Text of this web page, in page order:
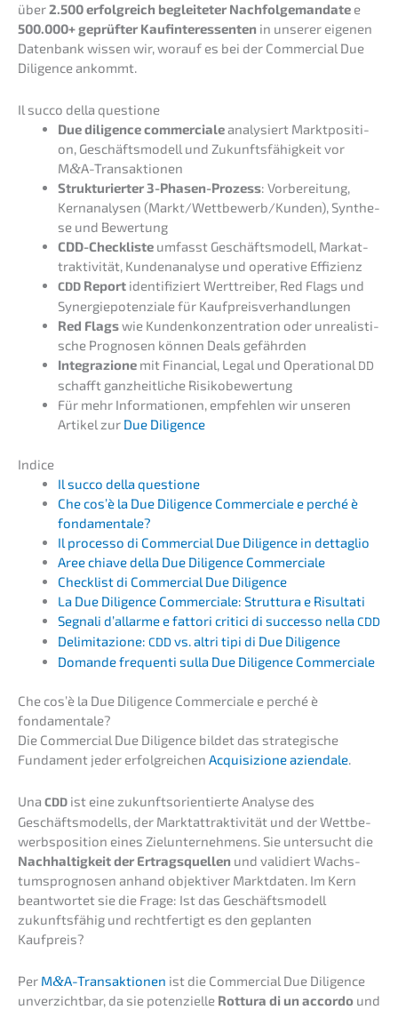
über2.500 erfolg­reich beglei­te­ter Nachfol­ge­man­da­te e
500.000+ geprüf­ter Kaufin­ter­es­sen­ten in unserer eigenen
Daten­bank wissen wir, worauf es bei der Commer­cial Due
Diligence ankommt.
Il succo della questione
Due diligence commer­cia­leanaly­siert Markt­po­si­ti­
on, Geschäfts­mo­dell und Zukunfts­fä­hig­keit vor
M&A-Transaktionen
Struk­tu­rier­ter 3-Phasen-Prozess: Vorbe­rei­tung,
Kernana­ly­sen (Markt/Wettbewerb/Kunden), Synthe­
se und Bewertung
CDD-Check­lis­te umfasst Geschäfts­mo­dell, Markat­
trak­ti­vi­tät, Kunden­ana­ly­se und opera­ti­ve Effizienz
CDD Report identi­fi­ziert Werttrei­ber, Red Flags und
Syner­gie­po­ten­zia­le für Kaufpreisverhandlungen
Red Flagswie Kunden­kon­zen­tra­ti­on oder unrea­lis­ti­
sche Progno­sen können Deals gefährden
Integra­zio­ne mit Finan­cial, Legal und Opera­tio­nal DD
schafft ganzheit­li­che Risikobewertung
Für mehr Infor­ma­tio­nen, empfeh­len wir unseren
Artikel zur Due Diligence
Indice
Il succo della questione
Che cos’è la Due Diligence Commer­cia­le e perché è
fondamentale?
Il proces­so di Commer­cial Due Diligence in dettaglio
Aree chiave della Due Diligence Commerciale
Check­list di Commer­cial Due Diligence
La Due Diligence Commer­cia­le: Strut­tu­ra e Risultati
Segna­li d’all­ar­me e fatto­ri criti­ci di succes­so nellaCDD
Delimi­ta­zio­ne: CDDvs. altri tipi di Due Diligence
Doman­de frequen­ti sulla Due Diligence Commerciale
Che cos’è la Due Diligence Commer­cia­le e perché è
fondamentale?
Die Commer­cial Due Diligence bildet das strate­gi­sche
Funda­ment jeder erfolg­rei­chen Acqui­si­zio­ne aziend­a­le.
Una CDD ist eine zukunfts­ori­en­tier­te Analy­se des
Geschäfts­mo­dells, der Markt­at­trak­ti­vi­tät und der Wettbe­
werbs­po­si­ti­on eines Zielun­ter­neh­mens. Sie unter­sucht die
Nachhal­tig­keit der Ertrags­quel­len und validiert Wachs­
tums­pro­gno­sen anhand objek­ti­ver Markt­da­ten. Im Kern
beant­wor­tet sie die Frage: Ist das Geschäfts­mo­dell
zukunfts­fä­hig und recht­fer­tigt es den geplan­ten
Kaufpreis?
Per M&A-Transaktionen ist die Commer­cial Due Diligence
unver­zicht­bar, da sie poten­zi­el­le Rottu­ra di un accordo und